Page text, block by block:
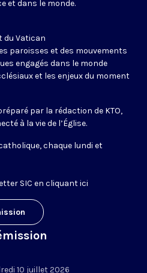
et dans le monde.
du Vatican
paroisses et des mouvements
engagés dans le monde
et les enjeux du moment
par la rédaction de KTO,
à la vie de l’Église.
chaque lundi et
SIC en cliquant ici
10 juillet 2026